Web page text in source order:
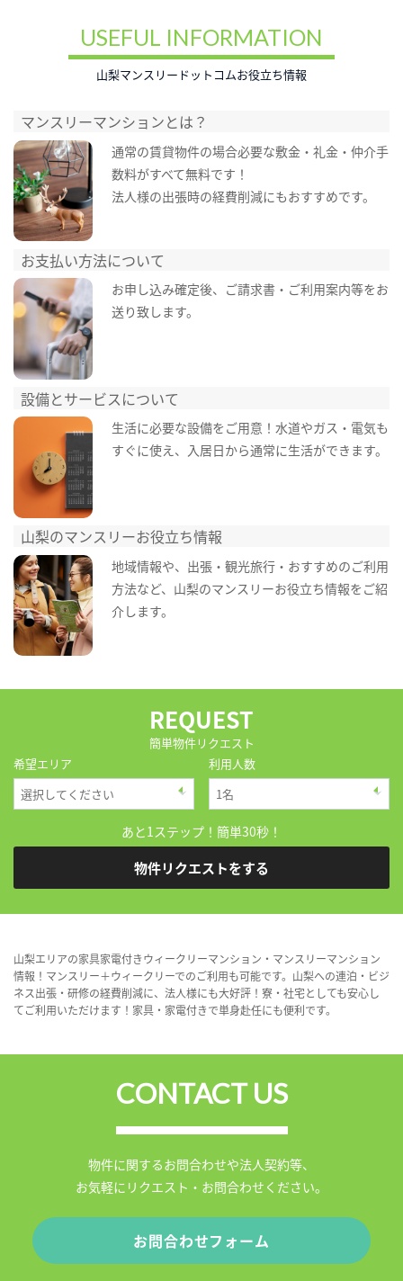
USEFUL INFORMATION
山梨マンスリードットコムお役立ち情報
マンスリーマンションとは？
通常の賃貸物件の場合必要な敷金・礼金・仲介手
数料がすべて無料です！
法人様の出張時の経費削減にもおすすめです。
お支払い方法について
お申し込み確定後、ご請求書・ご利用案内等をお
送り致します。
設備とサービスについて
生活に必要な設備をご用意！水道やガス・電気も
すぐに使え、入居日から通常に生活ができます。
山梨のマンスリーお役立ち情報
地域情報や、出張・観光旅行・おすすめのご利用
方法など、山梨のマンスリーお役立ち情報をご紹
介します。
REQUEST
簡単物件リクエスト
希望エリア
利用人数
あと1ステップ！簡単30秒！
物件リクエストをする
山梨エリアの家具家電付きウィークリーマンション・マンスリーマンション
情報！マンスリー＋ウィークリーでのご利用も可能です。山梨への連泊・ビジ
ネス出張・研修の経費削減に、法人様にも大好評！寮・社宅としても安心し
てご利用いただけます！家具・家電付きで単身赴任にも便利です。
CONTACT US
物件に関するお問合わせや法人契約等、
お気軽にリクエスト・お問合わせください。
お問合わせフォーム